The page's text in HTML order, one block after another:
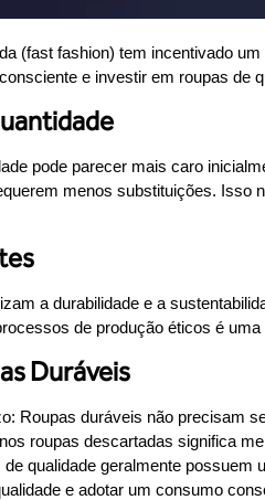
(fast fashion) tem incentivado
e investir em roupas de
pode parecer mais caro
menos substituições. Isso
a durabilidade e a
de produção éticos é
Duráveis
Roupas duráveis não precisam
roupas descartadas significa
de qualidade geralmente possuem
e adotar um consumo